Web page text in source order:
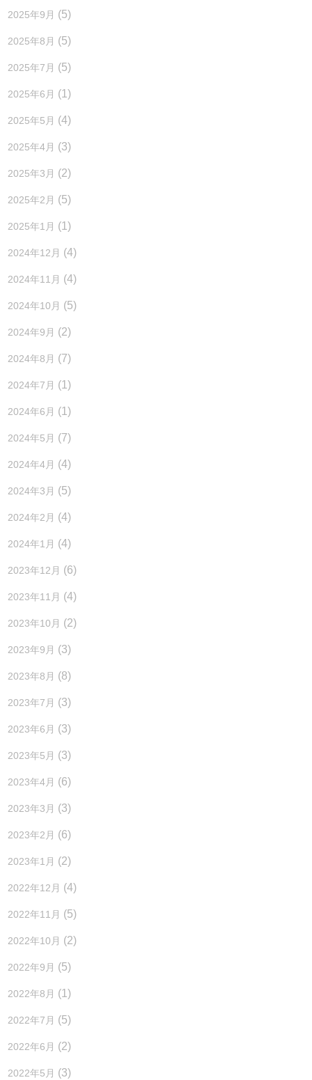
2025年9月 (5)
2025年8月 (5)
2025年7月 (5)
2025年6月 (1)
2025年5月 (4)
2025年4月 (3)
2025年3月 (2)
2025年2月 (5)
2025年1月 (1)
2024年12月 (4)
2024年11月 (4)
2024年10月 (5)
2024年9月 (2)
2024年8月 (7)
2024年7月 (1)
2024年6月 (1)
2024年5月 (7)
2024年4月 (4)
2024年3月 (5)
2024年2月 (4)
2024年1月 (4)
2023年12月 (6)
2023年11月 (4)
2023年10月 (2)
2023年9月 (3)
2023年8月 (8)
2023年7月 (3)
2023年6月 (3)
2023年5月 (3)
2023年4月 (6)
2023年3月 (3)
2023年2月 (6)
2023年1月 (2)
2022年12月 (4)
2022年11月 (5)
2022年10月 (2)
2022年9月 (5)
2022年8月 (1)
2022年7月 (5)
2022年6月 (2)
2022年5月 (3)